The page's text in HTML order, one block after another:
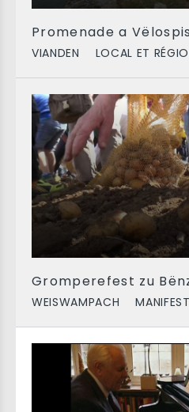
Promenade a
VIANDEN LOCAL ET
Gromperefest zu
WEISWAMPACH